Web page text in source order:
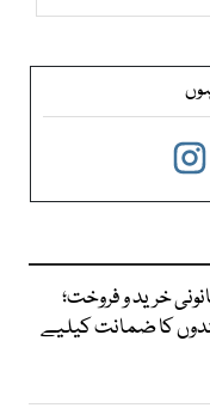
خرید و فروخت؛
باشندوں کا ضمانت کیلیے